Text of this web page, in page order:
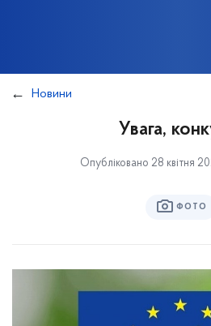
Новини
Увага,
Опубліковано 28 квітня
ФОТО